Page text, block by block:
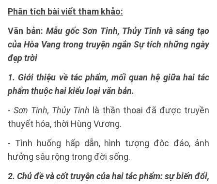
Phân tích bài viết tham khảo:
Văn bản:Mẫu gốc Sơn Tinh, Thủy Tinh và sáng tạo
của Hòa Vang trong truyện ngắn Sự tích những ngày
đẹp trời
1. Giới thiệu về tác phẩm, mối quan hệ giữa hai tác
phẩm thuộc hai kiểu loại văn bản.
- Sơn Tinh, Thủy Tinh là thần thoại đã được truyền
thuyết hóa, thời Hùng Vương.
- Tình huống hấp dẫn, hình tượng độc đáo, ảnh
hưởng sâu rộng trong đời sống.
2. Chủ đề và cốt truyện của hai tác phẩm: sự biến đổi,